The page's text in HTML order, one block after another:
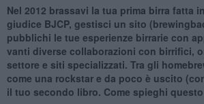
Nel 2012 brassavi la tua prima birra fatta
giudice BJCP, gestisci un sito
pubblichi le tue esperienze birrarie con
vanti diverse collaborazioni con birrifici,
settore e siti specializzati. Tra gli
come una rockstar e da poco è uscito
il tuo secondo libro. Come spieghi